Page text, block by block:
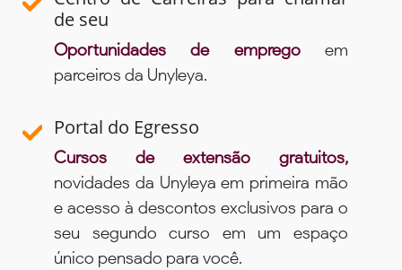
de seu
Oportunidades de empregoem
parceiros da Unyleya.
Portal do Egresso
Cursos de extensão gratuitos,
novidades da Unyleya em primeira mão
e acesso à descontos exclusivos para o
seu segundo curso em um espaço
único pensado para você.